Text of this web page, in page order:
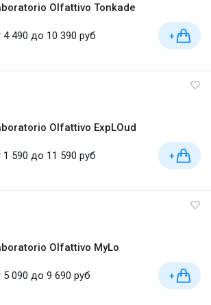
Olfattivo Tonkade
4 490 до 10 390 руб +
Olfattivo ExpLOud
1 590 до 11 590 руб +
Olfattivo MyLo
5 090 до 9 690 руб +